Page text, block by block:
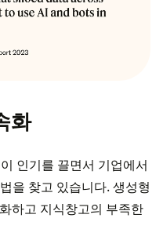
화
인기를 끌면서 기업에서
을 찾고 있습니다. 생성형
하고 지식창고의 부족한